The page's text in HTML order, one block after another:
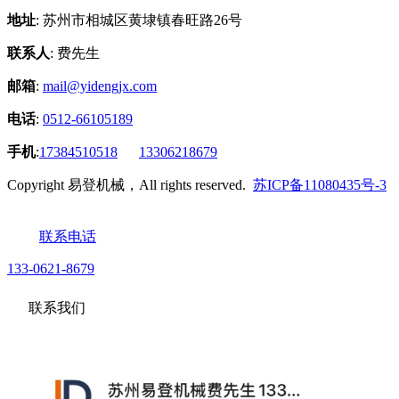
地址: 苏州市相城区黄埭镇春旺路26号
联系人: 费先生
邮箱: mail@yidengjx.com
电话: 0512-66105189
手机:17384510518 13306218679
Copyright 易登机械，All rights reserved. 苏ICP备11080435号-3
联系电话
133-0621-8679
联系我们